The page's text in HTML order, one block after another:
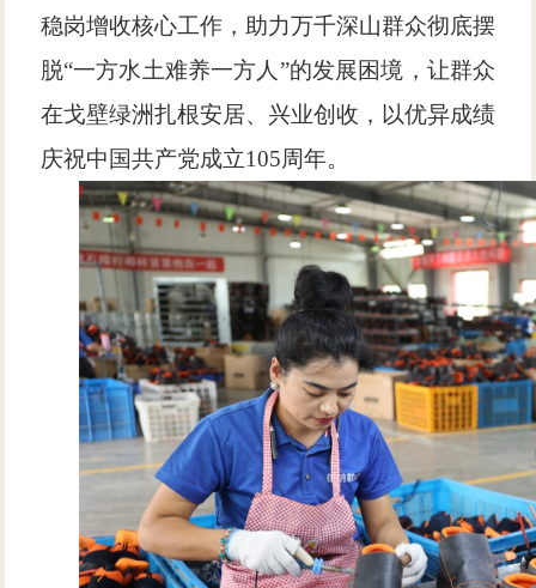
稳岗增收核心工作，助力万千深山群众彻底摆
脱“一方水土难养一方人”的发展困境，让群众
在戈壁绿洲扎根安居、兴业创收，以优异成绩
庆祝中国共产党成立105周年。